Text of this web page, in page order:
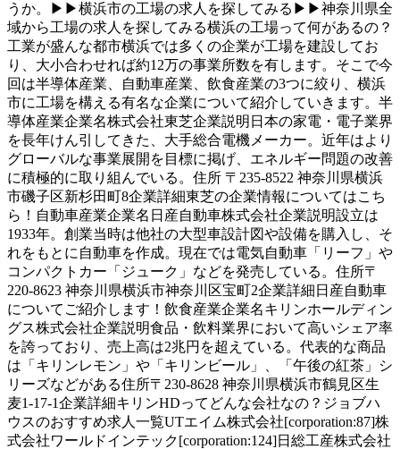
うか。▶▶横浜市の工場の求人を探してみる▶▶神奈川県全
域から工場の求人を探してみる横浜の工場って何があるの？
工業が盛んな都市横浜では多くの企業が工場を建設してお
り、大小合わせれば約12万の事業所数を有します。そこで今
回は半導体産業、自動車産業、飲食産業の3つに絞り、横浜
市に工場を構える有名な企業について紹介していきます。半
導体産業企業名株式会社東芝企業説明日本の家電・電子業界
を長年けん引してきた、大手総合電機メーカー。近年はより
グローバルな事業展開を目標に掲げ、エネルギー問題の改善
に積極的に取り組んでいる。住所 〒235-8522 神奈川県横浜
市磯子区新杉田町8企業詳細東芝の企業情報についてはこち
ら！自動車産業企業名日産自動車株式会社企業説明設立は
1933年。創業当時は他社の大型車設計図や設備を購入し、そ
れをもとに自動車を作成。現在では電気自動車「リーフ」や
コンパクトカー「ジューク」などを発売している。住所〒
220-8623 神奈川県横浜市神奈川区宝町2企業詳細日産自動車
についてご紹介します！飲食産業企業名キリンホールディン
グス株式会社企業説明食品・飲料業界において高いシェア率
を誇っており、売上高は2兆円を超えている。代表的な商品
は「キリンレモン」や「キリンビール」、「午後の紅茶」シ
リーズなどがある住所〒230-8628 神奈川県横浜市鶴見区生
麦1-17-1企業詳細キリンHDってどんな会社なの？ジョブハ
ウスのおすすめ求人一覧UTエイム株式会社[corporation:87]株
式会社ワールドインテック[corporation:124]日総工産株式会社